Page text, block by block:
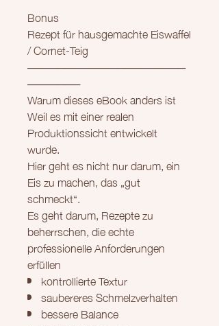
Bonus
Rezept für hausgemachte Eiswaffel
/ Cornet-Teig
─────────────────────
───────
Warum dieses eBook anders ist
Weil es mit einer realen
Produktionssicht entwickelt
wurde.
Hier geht es nicht nur darum, ein
Eis zu machen, das „gut
schmeckt“.
Es geht darum, Rezepte zu
beherrschen, die echte
professionelle Anforderungen
erfüllen
kontrollierte Textur
saubereres Schmelzverhalten
bessere Balance